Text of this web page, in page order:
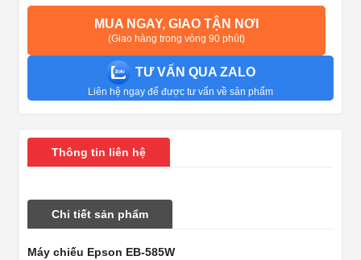
MUA NGAY, GIAO TẬN NƠI
(Giao hàng trong vòng 90 phút)
TƯ VẤN QUA ZALO
Liên hệ ngay để được tư vấn về sản phẩm
Thông tin liên hệ
Chi tiết sản phẩm
Máy chiếu Epson EB-585W